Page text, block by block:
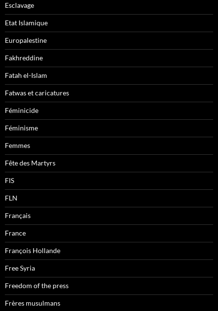
Esclavage
Etat Islamique
Europalestine
Fakhreddine
Fatah el-Islam
Fatwas et caricatures
Féminicide
Féminisme
Femmes
Fête des Martyrs
FIS
FLN
Français
France
François Hollande
Free Syria
Freedom of the press
Frères musulmans